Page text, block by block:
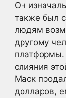
Он
также был
людям
другому
платформы.
слияния
Маск
долларов,